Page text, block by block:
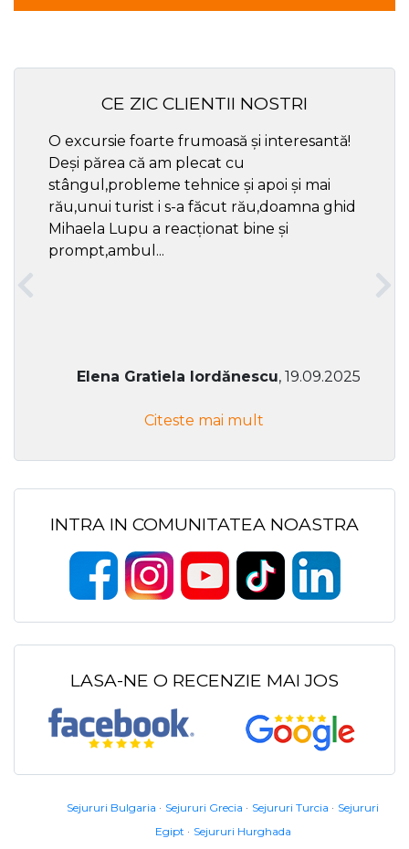
CE ZIC CLIENTII NOSTRI
O excursie foarte frumoasă și interesantă!
Deși părea că am plecat cu
stângul,probleme tehnice și apoi și mai
rău,unui turist i s-a făcut rău,doamna ghid
Mihaela Lupu a reacționat bine și
prompt,ambul...
Elena Gratiela Iordănescu, 19.09.2025
Citeste mai mult
INTRA IN COMUNITATEA NOASTRA
LASA-NE O RECENZIE MAI JOS
Sejururi Bulgaria Sejururi Grecia Sejururi Turcia
Sejururi
Egipt
Sejururi Hurghada